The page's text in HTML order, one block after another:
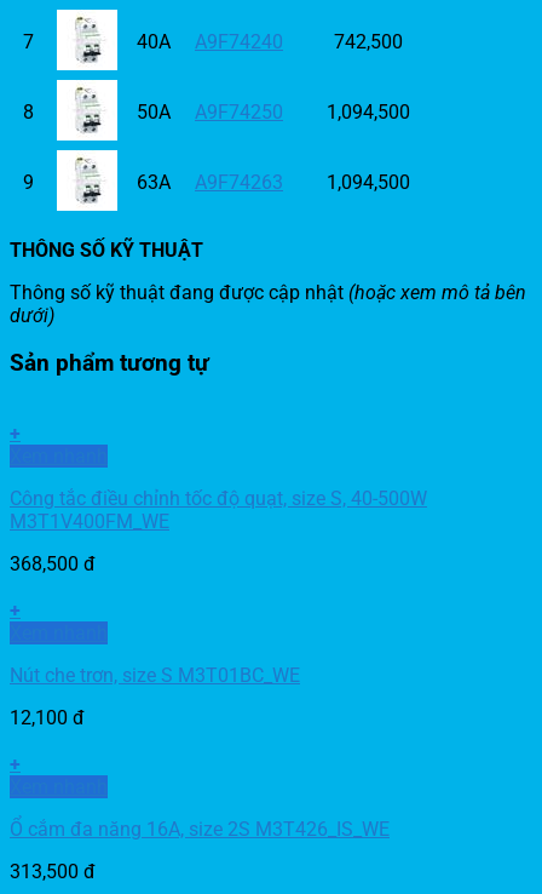
7 40A A9F74240 742,500
8 50A A9F74250 1,094,500
9 63A A9F74263 1,094,500
THÔNG SỐ KỸ THUẬT
Thông số kỹ thuật đang được cập nhật (hoặc xem mô tả bên
dưới)
Sản phẩm tương tự
+
Công tắc điều chỉnh tốc độ quạt, size S, 40-500W
M3T1V400FM_WE
368,500 đ
+
Nút che trơn, size S M3T01BC_WE
12,100 đ
+
Ổ cắm đa năng 16A, size 2S M3T426_IS_WE
313,500 đ